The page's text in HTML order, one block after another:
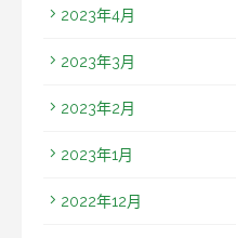
2023年4月
2023年3月
2023年2月
2023年1月
2022年12月